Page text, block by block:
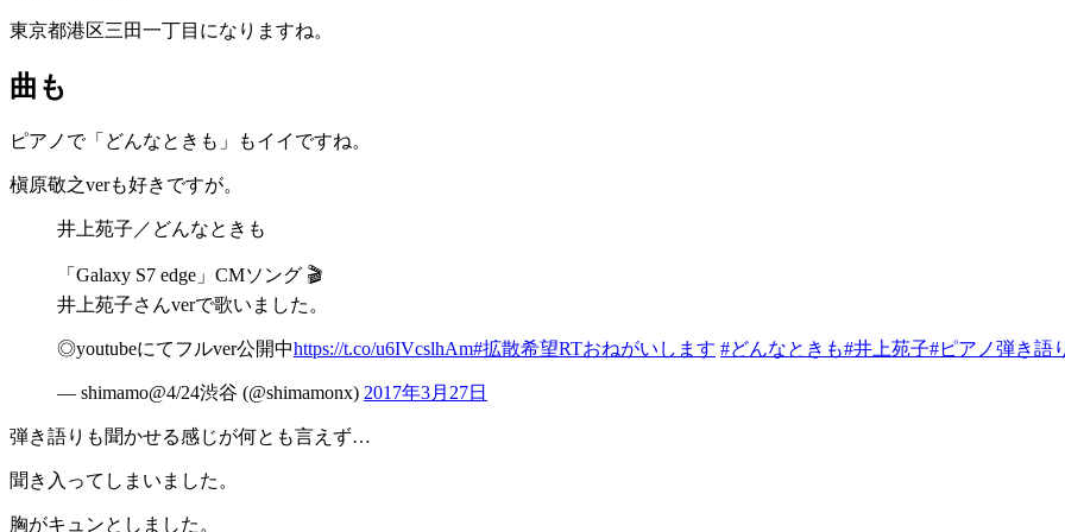
東京都港区三田一丁目になりますね。
曲も
ピアノで「どんなときも」もイイですね。
槇原敬之verも好きですが。
井上苑子／どんなときも
「Galaxy S7 edge」CMソング 🎬
井上苑子さんverで歌いました。
◎youtubeにてフルver公開中https://t.co/u6IVcslhAm#拡散希望RTおねがいします #どんなときも#井上苑子#ピアノ弾き語
— shimamo@4/24渋谷 (@shimamonx) 2017年3月27日
弾き語りも聞かせる感じが何とも言えず…
聞き入ってしまいました。
胸がキュンとしました。